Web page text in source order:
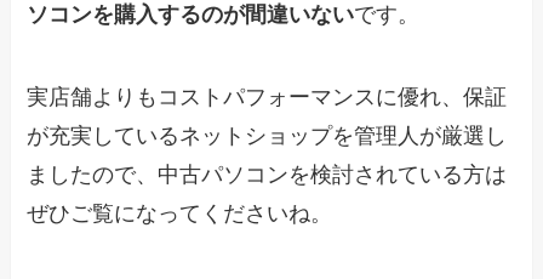
ソコンを購入するのが間違いないです。
実店舗よりもコストパフォーマンスに優れ、保証
が充実しているネットショップを管理人が厳選し
ましたので、中古パソコンを検討されている方は
ぜひご覧になってくださいね。